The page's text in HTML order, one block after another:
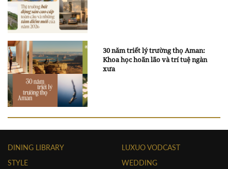
30 năm triết lý trường thọ Aman:
Khoa học hoãn lão và trí tuệ ngàn
xưa
DINING LIBRARY
STYLE
LUXUO VODCAST
WEDDING